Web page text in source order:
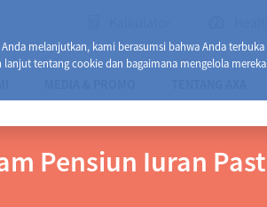
melanjutkan, kami berasumsi bahwa Anda
tentang cookie dan bagaimana mengelola mereka.
Pensiun Iuran